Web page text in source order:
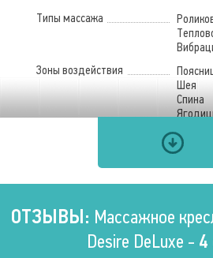
Типы массажа
Зоны воздействия
Шея
Спина
гравитация)
Нет
ОТЗЫВЫ: Массажное
Desire DeLuxe - 4